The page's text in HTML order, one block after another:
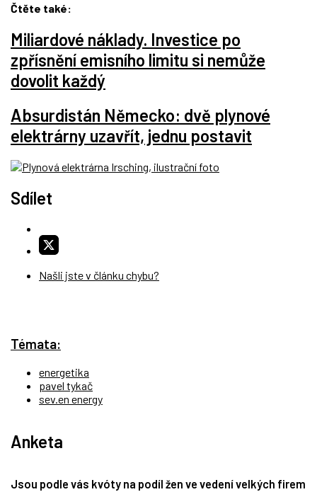
Čtěte také:
Miliardové náklady. Investice po
zpřísnění emisního limitu si nemůže
dovolit každý
Absurdistán Německo: dvě plynové
elektrárny uzavřít, jednu postavit
Sdílet
Našli jste v článku chybu?
Témata:
energetika
pavel tykač
sev.en energy
Anketa
Jsou podle vás kvóty na podíl žen ve vedení velkých firem